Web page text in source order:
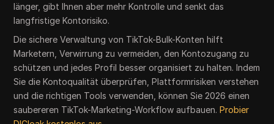
länger, gibt Ihnen aber mehr Kontrolle und senkt das
langfristige Kontorisiko.
Die sichere Verwaltung von TikTok-Bulk-Konten hilft
Marketern, Verwirrung zu vermeiden, den Kontozugang zu
schützen und jedes Profil besser organisiert zu halten. Indem
Sie die Kontoqualität überprüfen, Plattformrisiken verstehen
und die richtigen Tools verwenden, können Sie 2026 einen
saubereren TikTok-Marketing-Workflow aufbauen.Probier